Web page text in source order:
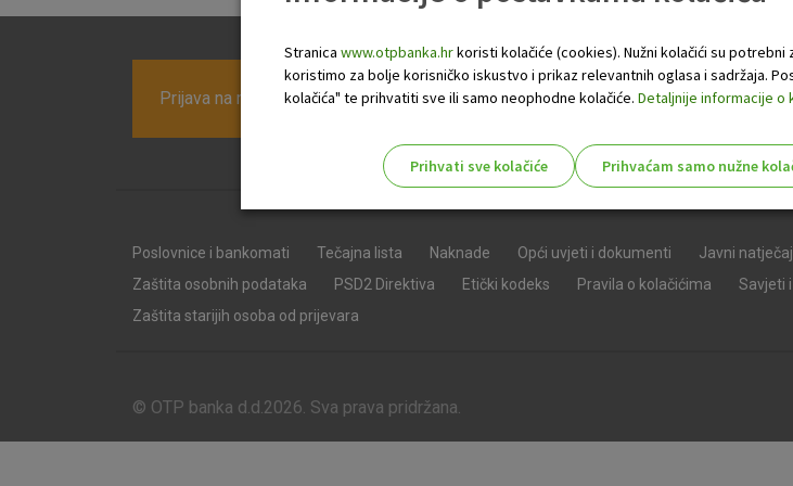
Prijava na newsletter OTP banke
Poslovnice i bankomati Tečajna lista Naknade Opći uvjeti i dokumenti Javni
Zaštita osobnih podataka
PSD2 Direktiva Etički kodeks Pravila o kolačićima
Savjeti
Zaštita starijih osoba od prijevara
© OTP banka d.d.2026. Sva prava pridržana.
Stranica www.otpbanka.hrkoristi kolačiće (cookies). Nužni kolačići su
koristimo za bolje korisničko iskustvo i prikaz relevantnih oglasa i sadržaja.
kolačića" te prihvatiti sve ili samo neophodne kolačiće. Detaljnije informacije o
Prihvati sve kolačiće Prihvaćam samo nužne
njima, ali u tom